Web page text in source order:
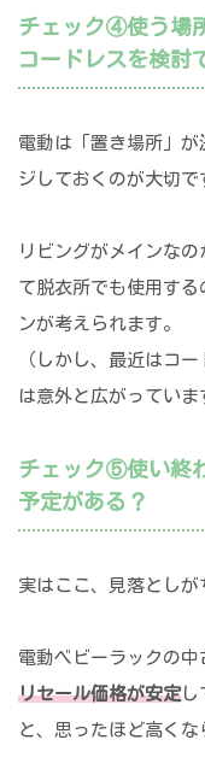
チェック④使う場
コードレスを検討
電動は「置き場所」
ジしておくのが大切で
リビングがメインな
て脱衣所でも使用す
ンが考えられます。
（しかし、最近はコ
は意外と広がっていま
チェック⑤使い終
予定がある？
実はここ、見落としが
電動ベビーラックの中
リセール価格が安定し
と、思ったほど高くな